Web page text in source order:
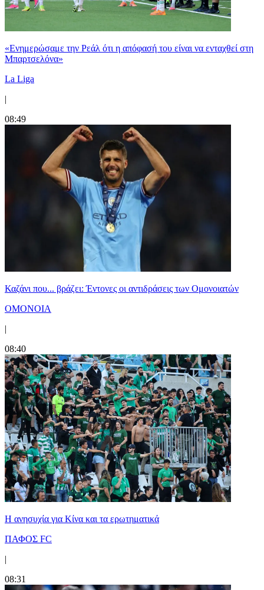
«Ενημερώσαμε την Ρεάλ ότι η απόφασή του είναι να ενταχθεί στη
Μπαρτσελόνα»
La Liga
|
08:49
Καζάνι που... βράζει: Έντονες οι αντιδράσεις των Ομονοιατών
ΟΜΟΝΟΙΑ
|
08:40
Η ανησυχία για Κίνα και τα ερωτηματικά
ΠΑΦΟΣ FC
|
08:31